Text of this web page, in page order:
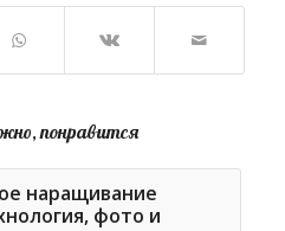
понравится
наращивание
фото и